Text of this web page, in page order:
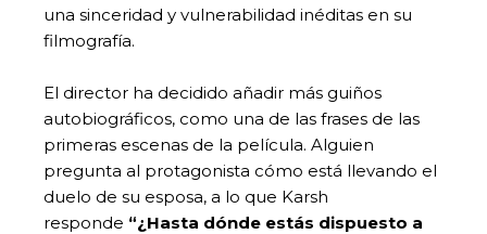
una sinceridad y vulnerabilidad inéditas en su
filmografía.
El director ha decidido añadir más guiños
autobiográficos, como una de las frases de las
primeras escenas de la película. Alguien
pregunta al protagonista cómo está llevando el
duelo de su esposa, a lo que Karsh
responde “¿Hasta dónde estás dispuesto a